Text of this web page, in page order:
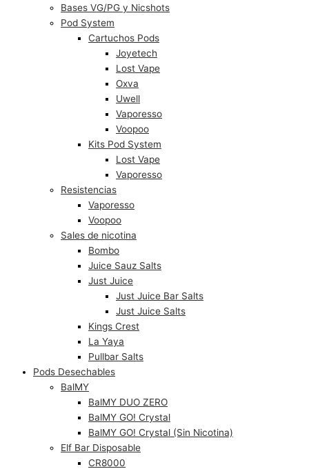
Bases VG/PG y Nicshots
Pod System
Cartuchos Pods
Joyetech
Lost Vape
Oxva
Uwell
Vaporesso
Voopoo
Kits Pod System
Lost Vape
Vaporesso
Resistencias
Vaporesso
Voopoo
Sales de nicotina
Bombo
Juice Sauz Salts
Just Juice
Just Juice Bar Salts
Just Juice Salts
Kings Crest
La Yaya
Pullbar Salts
Pods Desechables
BalMY
BalMY DUO ZERO
BalMY GO! Crystal
BalMY GO! Crystal (Sin Nicotina)
Elf Bar Disposable
CR8000